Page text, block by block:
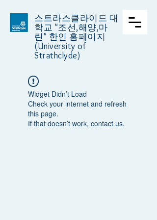
스트라스클라이드 대
학교 "조선,해양,마
린" 한인 홈페이지
(University of
Strathclyde)
Widget Didn’t Load
Check your internet and refresh
this page.
If that doesn’t work, contact us.